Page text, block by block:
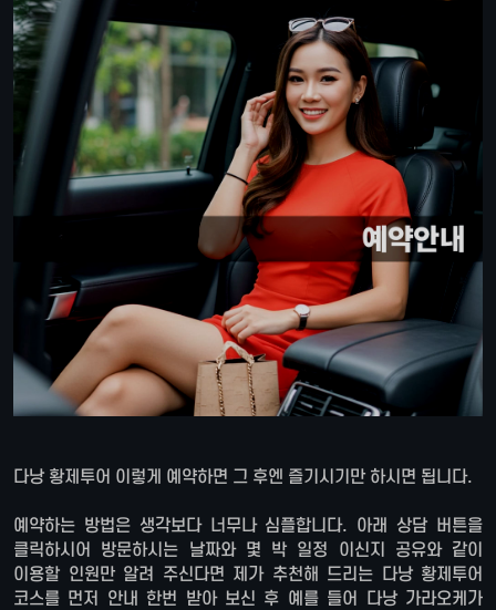
다낭 황제투어 이렇게 예약하면 그 후엔 즐기시기만 하시면 됩니다.
예약하는 방법은 생각보다 너무나 심플합니다. 아래 상담 버튼을
클릭하시어 방문하시는 날짜와 몇 박 일정 이신지 공유와 같이
이용할 인원만 알려 주신다면 제가 추천해 드리는 다낭 황제투어
코스를 먼저 안내 한번 받아 보신 후 예를 들어 다낭 가라오케가